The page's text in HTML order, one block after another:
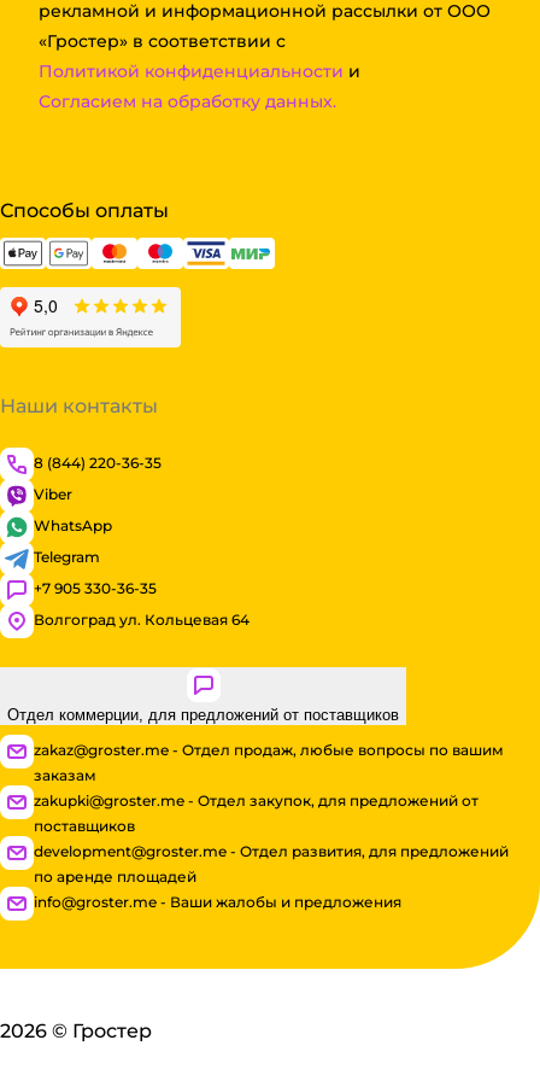
рекламной и информационной рассылки от ООО
«Гростер» в соответствии с
Политикой конфиденциальности и
Согласием на обработку данных.
Способы оплаты
Наши контакты
8 (844) 220-36-35
Viber
WhatsApp
Telegram
+7 905 330-36-35
Волгоград ул. Кольцевая 64
Отдел коммерции, для предложений от поставщиков
zakaz@groster.me - Отдел продаж, любые вопросы по вашим
заказам
zakupki@groster.me - Отдел закупок, для предложений от
поставщиков
development@groster.me - Отдел развития, для предложений
по аренде площадей
info@groster.me - Ваши жалобы и предложения
2026 © Гростер